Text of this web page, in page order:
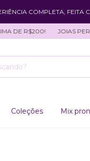
COMPLETA, FEITA
DE R$200! JOIAS
Coleções Mix